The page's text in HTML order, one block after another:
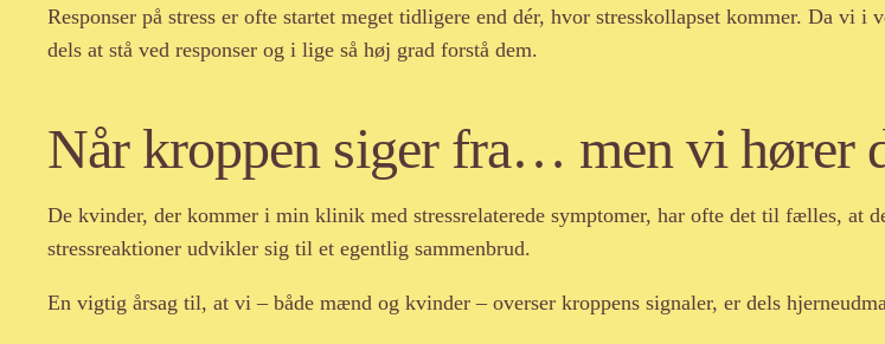
Responser på stress er ofte startet meget tidligere end dér, hvor stresskollapset kommer. Da vi
dels at stå ved responser og i lige så høj grad forstå dem.
Når kroppen siger fra… men vi hører
De kvinder, der kommer i min klinik med stressrelaterede symptomer, har ofte det til fælles, at
stressreaktioner udvikler sig til et egentlig sammenbrud.
En vigtig årsag til, at vi – både mænd og kvinder – overser kroppens signaler, er dels